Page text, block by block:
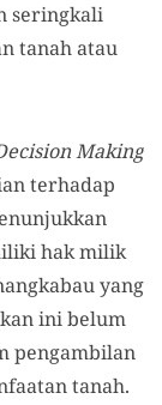
seringkali
tanah atau
Making
terhadap
hak milik
yang
ini belum
pengambilan
tanah.